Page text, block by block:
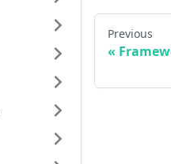
Previous